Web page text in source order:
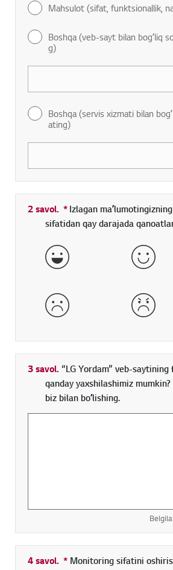
Mahsulot (sifat, funktsionallik,
Boshqa (veb-sayt bilan bogʻliq
g)
Boshqa (servis xizmati bilan
ating)
2 savol. *Toʻldirish shart boʻlgan
Izlagan
sifatidan qay darajada
aʼlo yaxshi
yomon juda
3 savol.“LG Yordam” veb-
qanday yaxshilashimiz
biz bilan boʻlishing.
4 savol. * Toʻldirish shart boʻlgan
Monitoring sifatini